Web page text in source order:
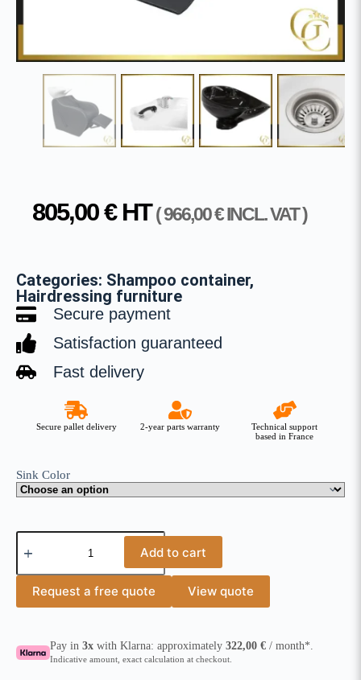
805,00€HT (966,00€INCL. VAT )
Categories: Shampoo container,
Hairdressing furniture
Secure payment
Satisfaction guaranteed
Fast delivery
Secure pallet delivery 2-year parts warranty
Technical support
based in France
Sink Color
Add to cart
Request a free quote View quote
Pay in3x with Klarna: approximately322,00€ / month*.
Indicative amount, exact calculation at checkout.